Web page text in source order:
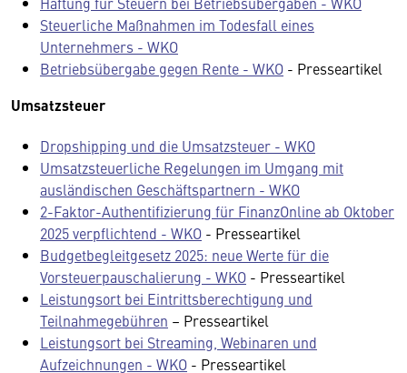
Steuerliche Maßnahmen im Todesfall eines
Unternehmers - WKO
Betriebsübergabe gegen Rente - WKO - Presseartikel
Umsatzsteuer
Dropshipping und die Umsatzsteuer - WKO
Umsatzsteuerliche Regelungen im Umgang mit
ausländischen Geschäftspartnern - WKO
2-Faktor-Authentifizierung für FinanzOnline ab Oktober
2025 verpflichtend - WKO - Presseartikel
Budgetbegleitgesetz 2025: neue Werte für die
Vorsteuerpauschalierung - WKO - Presseartikel
Leistungsort bei Eintrittsberechtigung und
Teilnahmegebühren – Presseartikel
Leistungsort bei Streaming, Webinaren und
Aufzeichnungen - WKO - Presseartikel